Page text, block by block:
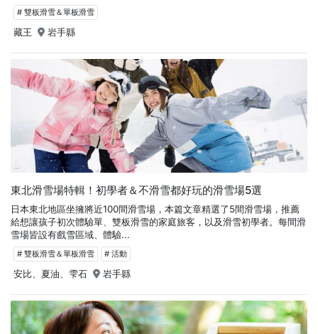
# 雙板滑雪＆單板滑雪
藏王 岩手縣
東北滑雪場特輯！初學者＆不滑雪都好玩的滑雪場5選
日本東北地區坐擁將近100間滑雪場，本篇文章精選了5間滑雪場，推薦
給想讓孩子初次體驗單、雙板滑雪的家庭旅客，以及滑雪初學者。每間滑
雪場皆設有戲雪區域、體驗...
# 雙板滑雪＆單板滑雪 # 活動
安比、夏油、雫石 岩手縣